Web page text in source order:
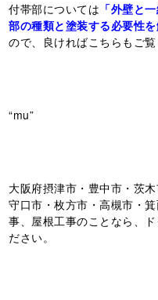
付帯部については 「外壁と
部の種類と塗装する必要性を
ので、良ければこちらもご覧
“mu”
大阪府摂津市・豊中市・茨
守口市・枚方市・高槻市・
事、屋根工事のことなら、
ださい。